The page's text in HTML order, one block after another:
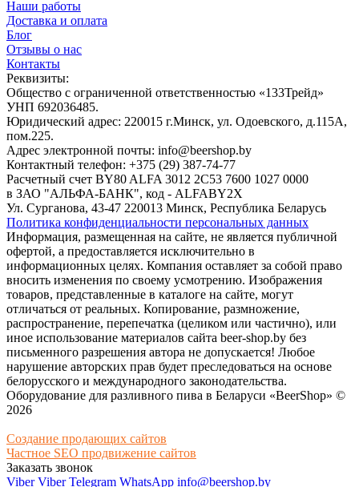
Наши работы
Доставка и оплата
Блог
Отзывы о нас
Контакты
Реквизиты:
Общество с ограниченной ответственностью «133Трейд»
УНП 692036485​.
Юридический адрес: 220015 г.Минск, ул. Одоевского, д.115А,
пом.225.
Адрес электронной почты: info@beershop.by
Контактный телефон: +375 (29) 387-74-77
Расчетный счет BY80 ALFA 3012 2C53 7600 1027 0000
в ЗАО "АЛЬФА-БАНК", код - ALFABY2X
Ул. Сурганова, 43-47 220013 Минск, Республика Беларусь
Политика конфиденциальности персональных данных
Информация, размещенная на сайте, не является публичной
офертой, а предоставляется исключительно в
информационных целях. Компания оставляет за собой право
вносить изменения по своему усмотрению. Изображения
товаров, представленные в каталоге на сайте, могут
отличаться от реальных. Копирование, размножение,
распространение, перепечатка (целиком или частично), или
иное использование материалов сайта beer-shop.by без
письменного разрешения автора не допускается! Любое
нарушение авторских прав будет преследоваться на основе
белорусского и международного законодательства.
Оборудование для разливного пива в Беларуси «BeerShop» ©
2026
Создание продающих сайтов
Частное SEO продвижение сайтов
Заказать звонок
Viber Viber Telegram WhatsApp info@beershop.by